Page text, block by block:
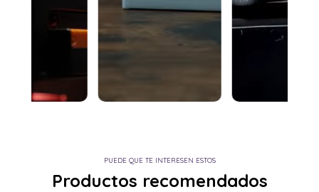
PUEDE QUE TE INTERESEN ESTOS
Productos recomendados